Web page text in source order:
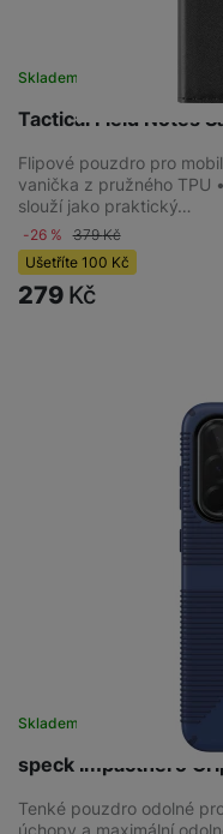
Tactical Field Notes
Skladem na prodejně
Flipové pouzdro pro
vanička z pružného TPU
slouží jako praktický…
-26 % 379Kč
Ušetříte 100 Kč
279 Kč
speck Impacthero
Skladem na 7 prodejnách
Tenké pouzdro odolné
úchopy a maximální